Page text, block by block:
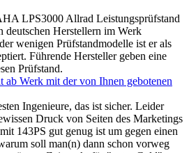
LPS3000 Allrad Leistungsprüfstand
deutschen Herstellern im Werk
wenigen Prüfstandmodelle ist er als
Führende Hersteller geben eine
Prüfstand.
Werk mit der von Ihnen gebotenen
Ingenieure, das ist sicher. Leider
Druck von Seiten des Marketings
143PS gut genug ist um gegen einen
soll man(n) dann schon vorweg